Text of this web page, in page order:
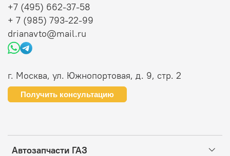
Автозапчасти ГАЗ
+7 (495) 662-37-58
+ 7 (985) 793-22-99
drianavto@mail.ru
г. Москва, ул. Южнопортовая, д. 9, стр. 2
Получить консультацию